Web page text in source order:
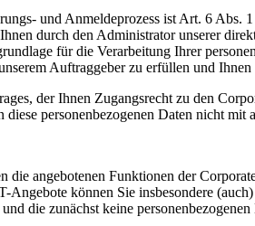
und Anmeldeprozess ist Art. 6
durch den Administrator unserer
für die Verarbeitung Ihrer
Auftraggeber zu erfüllen und Ihnen
der Ihnen Zugangsrecht zu den
personenbezogenen Daten nicht mit
angebotenen Funktionen der
können Sie insbesondere
die zunächst keine